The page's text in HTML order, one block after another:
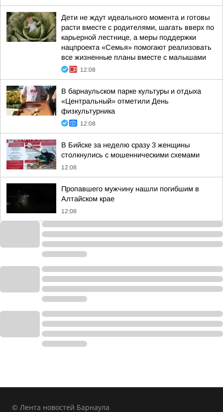
Дети не ждут идеального момента и готовы
расти вместе с родителями, шагать вверх по
карьерной лестнице, а меры поддержки
нацпроекта «Семья» помогают реализовать
все жизненные планы вместе с малышами
12:08
В барнаульском парке культуры и отдыха
«Центральный» отметили День
физкультурника
12:08
В Бийске за неделю сразу 3 женщины
столкнулись с мошенническими схемами
12:08
Пропавшего мужчину нашли погибшим в
Алтайском крае
12:08
© Лента новостей Барнаула